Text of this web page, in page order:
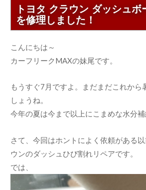
トヨタ クラウン ダッシュ
を修理しました！
こんにちは～
カーフリークMAXの妹尾です。
もうすぐ7月ですよ。まだまだこれから
しょうね。
今年の夏は今まで以上にこまめな水分補
さて、今回はホントによく依頼がある
ウンのダッシュひび割れリペアです。
では、